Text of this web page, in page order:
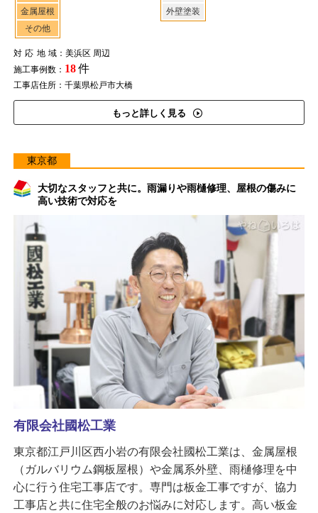
金属屋根
その他
外壁塗装
対応地域：美浜区 周辺
施工事例数： 18件
工事店住所：千葉県松戸市大橋
もっと詳しく見る
東京都
大切なスタッフと共に。雨漏りや雨樋修理、屋根の傷みに
高い技術で対応を
有限会社國松工業
東京都江戸川区西小岩の有限会社國松工業は、金属屋根
（ガルバリウム鋼板屋根）や金属系外壁、雨樋修理を中
心に行う住宅工事店です。専門は板金工事ですが、協力
工事店と共に住宅全般のお悩みに対応します。高い板金